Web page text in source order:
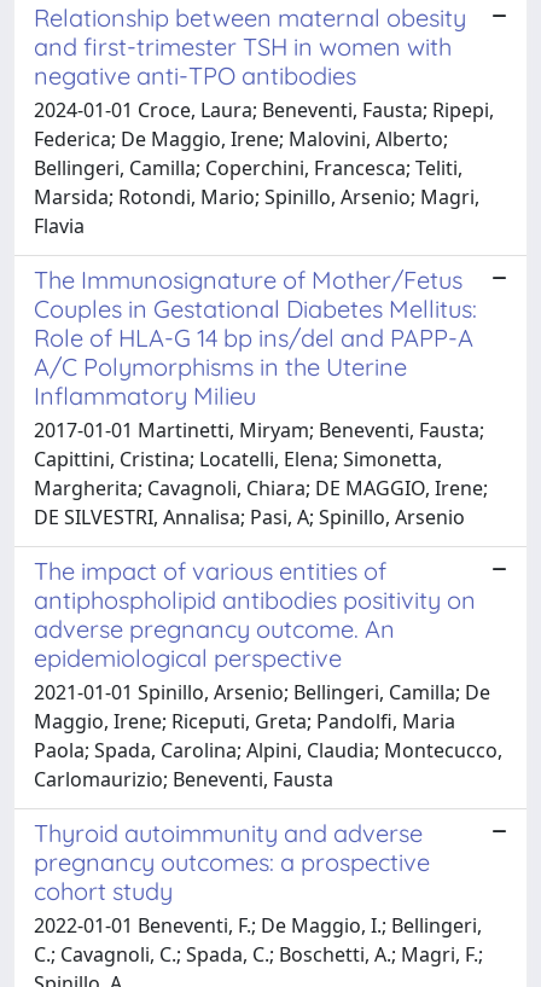
Relationship between maternal obesity
and first-trimester TSH in women with
negative anti-TPO antibodies
2024-01-01 Croce, Laura; Beneventi, Fausta; Ripepi,
Federica; De Maggio, Irene; Malovini, Alberto;
Bellingeri, Camilla; Coperchini, Francesca; Teliti,
Marsida; Rotondi, Mario; Spinillo, Arsenio; Magri,
Flavia
The Immunosignature of Mother/Fetus
Couples in Gestational Diabetes Mellitus:
Role of HLA-G 14 bp ins/del and PAPP-A
A/C Polymorphisms in the Uterine
Inflammatory Milieu
2017-01-01 Martinetti, Miryam; Beneventi, Fausta;
Capittini, Cristina; Locatelli, Elena; Simonetta,
Margherita; Cavagnoli, Chiara; DE MAGGIO, Irene;
DE SILVESTRI, Annalisa; Pasi, A; Spinillo, Arsenio
The impact of various entities of
antiphospholipid antibodies positivity on
adverse pregnancy outcome. An
epidemiological perspective
2021-01-01 Spinillo, Arsenio; Bellingeri, Camilla; De
Maggio, Irene; Riceputi, Greta; Pandolfi, Maria
Paola; Spada, Carolina; Alpini, Claudia; Montecucco,
Carlomaurizio; Beneventi, Fausta
Thyroid autoimmunity and adverse
pregnancy outcomes: a prospective
cohort study
2022-01-01 Beneventi, F.; De Maggio, I.; Bellingeri,
C.; Cavagnoli, C.; Spada, C.; Boschetti, A.; Magri, F.;